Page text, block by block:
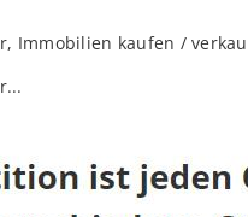
Immobilien kaufen /